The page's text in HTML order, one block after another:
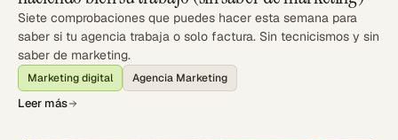
Siete comprobaciones que puedes hacer esta semana para
saber si tu agencia trabaja o solo factura. Sin tecnicismos y sin
saber de marketing.
Marketing digital Agencia Marketing
Leer más